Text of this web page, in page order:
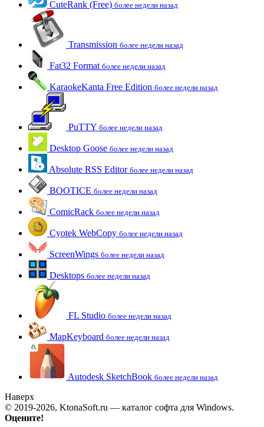
CuteRank (Free) более недели назад
Transmission более недели назад
Fat32 Format более недели назад
KaraokeKanta Free Edition более недели назад
PuTTY более недели назад
Desktop Goose более недели назад
Absolute RSS Editor более недели назад
BOOTICE более недели назад
ComicRack более недели назад
Cyotek WebCopy более недели назад
ScreenWings более недели назад
Desktops более недели назад
FL Studio более недели назад
MapKeyboard более недели назад
Autodesk SketchBook более недели назад
Наверх
© 2019-2026, KtonaSoft.ru — каталог софта для Windows.
Оцените!